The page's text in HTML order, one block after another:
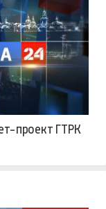
проект ГТРК